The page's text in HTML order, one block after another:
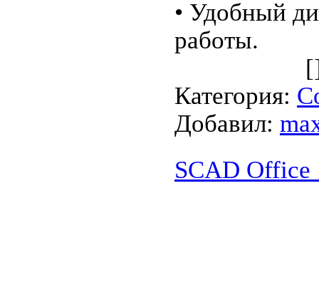
• Удобный
работы.
Категория:
Добавил:
SCAD Office